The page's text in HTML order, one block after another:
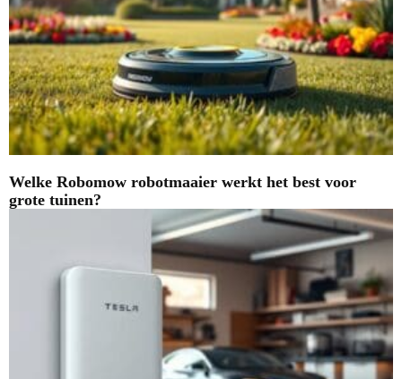
Welke Robomow robotmaaier werkt het best voor
grote tuinen?